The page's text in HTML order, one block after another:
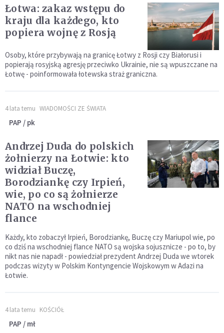
Łotwa: zakaz wstępu do
kraju dla każdego, kto
popiera wojnę z Rosją
Osoby, które przybywają na granicę Łotwy z Rosji czy Białorusi i
popierają rosyjską agresję przeciwko Ukrainie, nie są wpuszczane na
Łotwę - poinformowała łotewska straż graniczna.
4 lata temu WIADOMOŚCI ZE ŚWIATA
PAP / pk
Andrzej Duda do polskich
żołnierzy na Łotwie: kto
widział Buczę,
Borodziankę czy Irpień,
wie, po co są żołnierze
NATO na wschodniej
flance
Każdy, kto zobaczył Irpień, Borodziankę, Buczę czy Mariupol wie, po
co dziś na wschodniej flance NATO są wojska sojusznicze - po to, by
nikt nas nie napadł - powiedział prezydent Andrzej Duda we wtorek
podczas wizyty w Polskim Kontyngencie Wojskowym w Adazi na
Łotwie.
4 lata temu KOŚCIÓŁ
PAP / mł